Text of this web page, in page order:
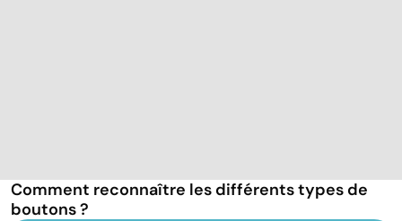
Comment reconnaître les différents types de
boutons ?